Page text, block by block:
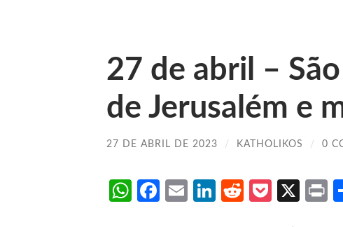
27 de abril –
de Jerusalém e
27 DE ABRIL DE 2023 / KATHOLIKOS / 0
WhatsApp
Facebook
EmailLinkedIn
RedditPocket
X